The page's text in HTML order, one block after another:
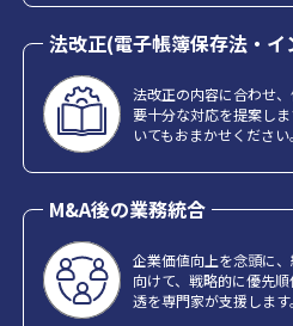
法改正(電子帳簿保存法・
法改正の内容に合わせ
要十分な対応を提案し
いてもおまかせください。
M&A後の業務統合
企業価値向上を念頭に
向けて、戦略的に優先
透を専門家が支援します。